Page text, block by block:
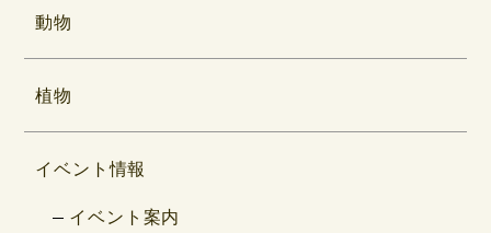
動物
植物
イベント情報
イベント案内